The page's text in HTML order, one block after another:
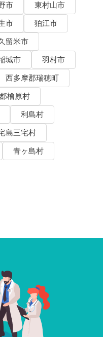
市
東村山市
市
狛江市
留米市
城市
羽村市
西多摩郡瑞穂町
檜原村
利島村
島三宅村
青ヶ島村